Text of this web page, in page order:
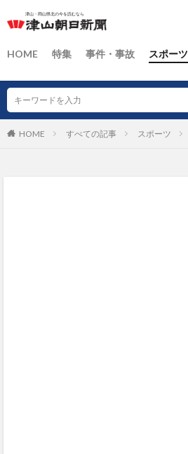
HOME 特集 事件・事故 スポーツ
HOME すべての記事 スポーツ